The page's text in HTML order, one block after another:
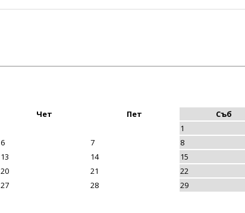
Чет Пет Съб
1
6 7 8
13 14 15
20 21 22
27 28 29